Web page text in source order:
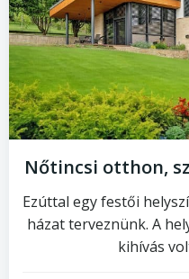
Nőtincsi otthon,
Ezúttal egy festői
házat terveznünk. A
kihívás